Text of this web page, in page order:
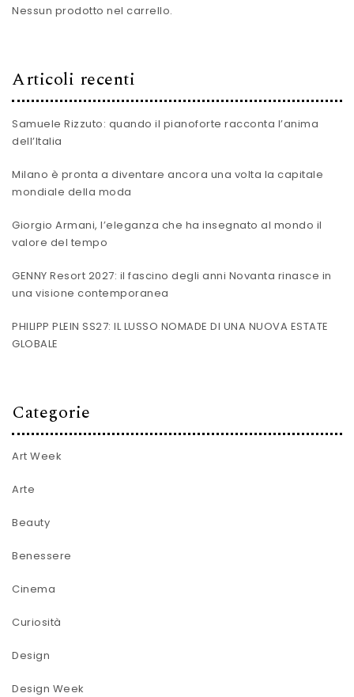
Nessun prodotto nel carrello.
Articoli recenti
Samuele Rizzuto: quando il pianoforte racconta l’anima
dell’Italia
Milano è pronta a diventare ancora una volta la capitale
mondiale della moda
Giorgio Armani, l’eleganza che ha insegnato al mondo il
valore del tempo
GENNY Resort 2027: il fascino degli anni Novanta rinasce in
una visione contemporanea
PHILIPP PLEIN SS27: IL LUSSO NOMADE DI UNA NUOVA ESTATE
GLOBALE
Categorie
Art Week
Arte
Beauty
Benessere
Cinema
Curiosità
Design
Design Week